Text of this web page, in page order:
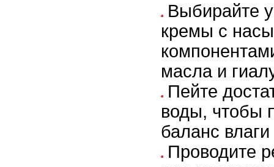
Выбирайте
кремы с
масла и
Пейте
воды, чтобы
баланс
Проводите